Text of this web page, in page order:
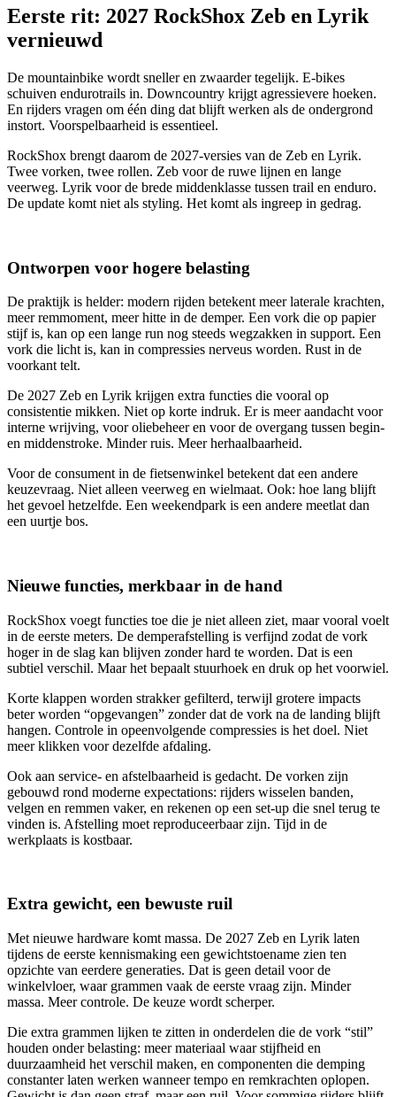
Eerste rit: 2027 RockShox Zeb en Lyrik
vernieuwd
De mountainbike wordt sneller en zwaarder tegelijk. E-bikes
schuiven endurotrails in. Downcountry krijgt agressievere hoeken.
En rijders vragen om één ding dat blijft werken als de ondergrond
instort. Voorspelbaarheid is essentieel.
RockShox brengt daarom de 2027-versies van de Zeb en Lyrik.
Twee vorken, twee rollen. Zeb voor de ruwe lijnen en lange
veerweg. Lyrik voor de brede middenklasse tussen trail en enduro.
De update komt niet als styling. Het komt als ingreep in gedrag.
Ontworpen voor hogere belasting
De praktijk is helder: modern rijden betekent meer laterale krachten,
meer remmoment, meer hitte in de demper. Een vork die op papier
stijf is, kan op een lange run nog steeds wegzakken in support. Een
vork die licht is, kan in compressies nerveus worden. Rust in de
voorkant telt.
De 2027 Zeb en Lyrik krijgen extra functies die vooral op
consistentie mikken. Niet op korte indruk. Er is meer aandacht voor
interne wrijving, voor oliebeheer en voor de overgang tussen begin-
en middenstroke. Minder ruis. Meer herhaalbaarheid.
Voor de consument in de fietsenwinkel betekent dat een andere
keuzevraag. Niet alleen veerweg en wielmaat. Ook: hoe lang blijft
het gevoel hetzelfde. Een weekendpark is een andere meetlat dan
een uurtje bos.
Nieuwe functies, merkbaar in de hand
RockShox voegt functies toe die je niet alleen ziet, maar vooral voelt
in de eerste meters. De demperafstelling is verfijnd zodat de vork
hoger in de slag kan blijven zonder hard te worden. Dat is een
subtiel verschil. Maar het bepaalt stuurhoek en druk op het voorwiel.
Korte klappen worden strakker gefilterd, terwijl grotere impacts
beter worden “opgevangen” zonder dat de vork na de landing blijft
hangen. Controle in opeenvolgende compressies is het doel. Niet
meer klikken voor dezelfde afdaling.
Ook aan service- en afstelbaarheid is gedacht. De vorken zijn
gebouwd rond moderne expectations: rijders wisselen banden,
velgen en remmen vaker, en rekenen op een set-up die snel terug te
vinden is. Afstelling moet reproduceerbaar zijn. Tijd in de
werkplaats is kostbaar.
Extra gewicht, een bewuste ruil
Met nieuwe hardware komt massa. De 2027 Zeb en Lyrik laten
tijdens de eerste kennismaking een gewichtstoename zien ten
opzichte van eerdere generaties. Dat is geen detail voor de
winkelvloer, waar grammen vaak de eerste vraag zijn. Minder
massa. Meer controle. De keuze wordt scherper.
Die extra grammen lijken te zitten in onderdelen die de vork “stil”
houden onder belasting: meer materiaal waar stijfheid en
duurzaamheid het verschil maken, en componenten die demping
constanter laten werken wanneer tempo en remkrachten oplopen.